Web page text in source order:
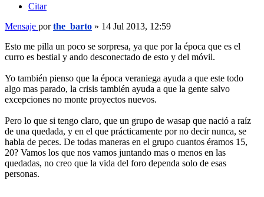
Citar
Mensaje porthe_barto » 14 Jul 2013, 12:59
Esto me pilla un poco se sorpresa, ya que por la época que es el
curro es bestial y ando desconectado de esto y del móvil.
Yo también pienso que la época veraniega ayuda a que este todo
algo mas parado, la crisis también ayuda a que la gente salvo
excepciones no monte proyectos nuevos.
Pero lo que si tengo claro, que un grupo de wasap que nació a raíz
de una quedada, y en el que prácticamente por no decir nunca, se
habla de peces. De todas maneras en el grupo cuantos éramos 15,
20? Vamos los que nos vamos juntando mas o menos en las
quedadas, no creo que la vida del foro dependa solo de esas
personas.